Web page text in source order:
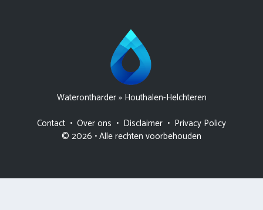
Waterontharder» Houthalen-Helchteren
Contact • Over ons • Disclaimer • Privacy Policy
© 2026 • Alle rechten voorbehouden